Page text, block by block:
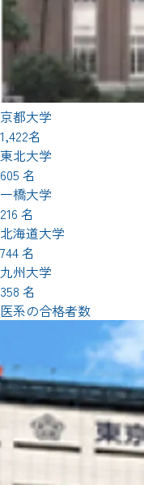
京都大学
1,422名
東北大学
605 名
一橋大学
216 名
北海道大学
744 名
九州大学
358 名
医系の合格者数